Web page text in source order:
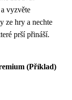
vyzvěte
ze hry a nechte
prší přináší.
(Příklad)